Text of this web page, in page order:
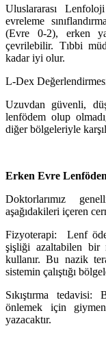
Uluslararası
evreleme
(Evre 0-2), erken
çevrilebilir. Tıbbi
kadar iyi olur.
L-Dex
Uzuvdan güvenli,
lenfödem olup
diğer bölgeleriyle
Erken Evre
Doktorlarımız
aşağıdakileri içeren
Fizyoterapi: Lenf
şişliği azaltabilen bir
kullanır. Bu nazik
sistemin çalıştığı
Sıkıştırma
önlemek için
yazacaktır.